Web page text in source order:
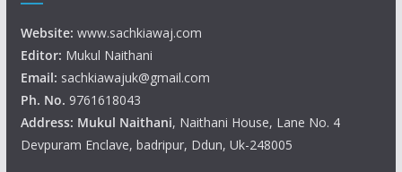
Website: www.sachkiawaj.com
Editor: Mukul Naithani
Email: sachkiawajuk@gmail.com
Ph. No. 9761618043
Address: Mukul Naithani, Naithani House, Lane No. 4
Devpuram Enclave, badripur, Ddun, Uk-248005